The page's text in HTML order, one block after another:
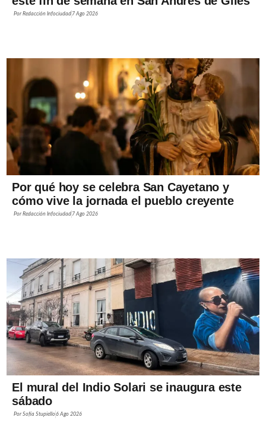
PorRedacción Infociudad 7 Ago 2026
Por qué hoy se celebra San Cayetano y
cómo vive la jornada el pueblo creyente
PorRedacción Infociudad 7 Ago 2026
El mural del Indio Solari se inaugura este
sábado
PorSofía Stupiello6 Ago 2026